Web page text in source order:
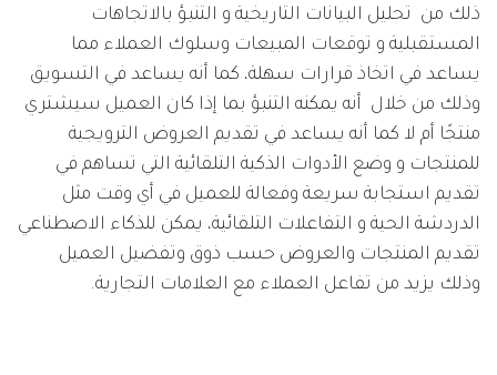
ذلك من تحليل البيانات التاريخية و التنبؤ بالاتجاهات
المستقبلية و توقعات المبيعات وسلوك العملاء مما
يساعد في اتخاذ قرارات سهلة، كما أنه يساعد في التسويق
وذلك من خلال أنه يمكنه التنبؤ بما إذا كان العميل سيشتري
منتجًا أم لا كما أنه يساعد في تقديم العروض الترويجية
للمنتجات و وضع الأدوات الذكية التلقائية التي تساهم في
تقديم استجابة سريعة وفعالة للعميل في أي وقت مثل
الدردشة الحية و التفاعلات التلقائية، يمكن للذكاء الاصطناعي
تقديم المنتجات والعروض حسب ذوق وتفضيل العميل
وذلك يزيد من تفاعل العملاء مع العلامات التجارية.